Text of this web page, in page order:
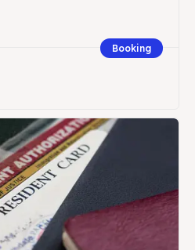
Booking